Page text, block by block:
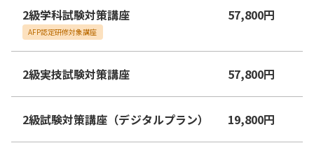
2級学科試験対策講座 57,800円
AFP認定研修対象講座
2級実技試験対策講座 57,800円
2級試験対策講座（デジタルプラン） 19,800円